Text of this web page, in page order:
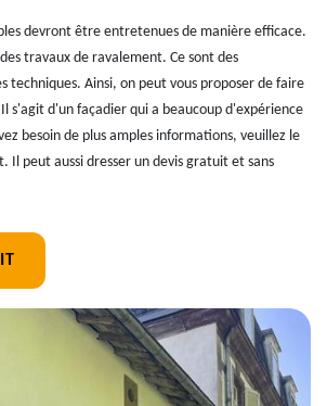
devront être entretenues de manière efficace.
travaux de ravalement. Ce sont des
techniques. Ainsi, on peut vous proposer de faire
s'agit d'un façadier qui a beaucoup d'expérience
besoin de plus amples informations, veuillez le
Il peut aussi dresser un devis gratuit et sans